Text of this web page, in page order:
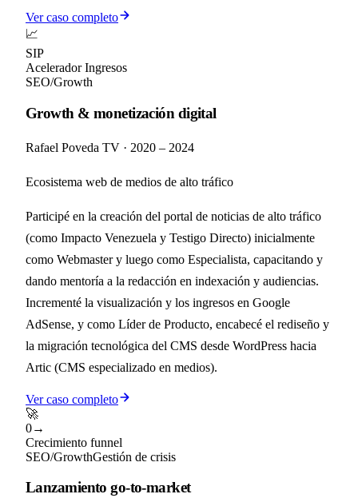
Ver caso completo
📈
SIP
Acelerador Ingresos
SEO/Growth
Growth & monetización digital
Rafael Poveda TV · 2020 – 2024
Ecosistema web de medios de alto tráfico
Participé en la creación del portal de noticias de alto tráfico
(como Impacto Venezuela y Testigo Directo) inicialmente
como Webmaster y luego como Especialista, capacitando y
dando mentoría a la redacción en indexación y audiencias.
Incrementé la visualización y los ingresos en Google
AdSense, y como Líder de Producto, encabecé el rediseño y
la migración tecnológica del CMS desde WordPress hacia
Artic (CMS especializado en medios).
Ver caso completo
🚀
0→
Crecimiento funnel
SEO/GrowthGestión de crisis
Lanzamiento go-to-market